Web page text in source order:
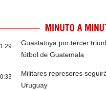
MINUTO A
Guastatoya por tercer
fútbol de Guatemala
Militares represores
Uruguay